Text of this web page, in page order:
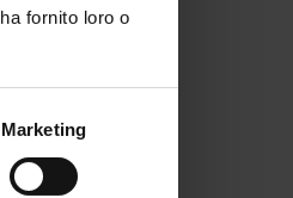
fornito loro o
Marketing